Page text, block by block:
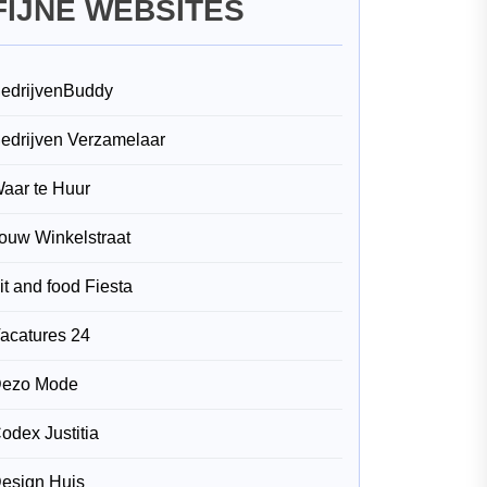
WEBSITES
Verzamelaar
te Huur
Winkelstraat
and food Fiesta
24
Mode
Justitia
Huis